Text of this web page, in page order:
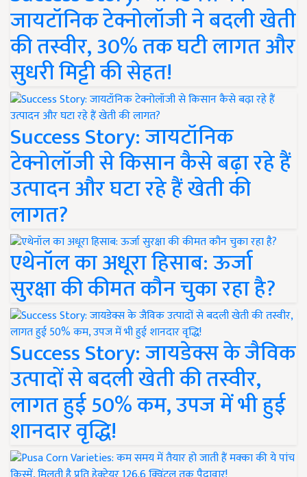
जायटॉनिक टेक्नोलॉजी ने बदली खेती
की तस्वीर, 30% तक घटी लागत और
सुधरी मिट्टी की सेहत!
Success Story: जायटॉनिक
टेक्नोलॉजी से किसान कैसे बढ़ा रहे हैं
उत्पादन और घटा रहे हैं खेती की
लागत?
एथेनॉल का अधूरा हिसाब: ऊर्जा
सुरक्षा की कीमत कौन चुका रहा है?
Success Story: जायडेक्स के जैविक
उत्पादों से बदली खेती की तस्वीर,
लागत हुई 50% कम, उपज में भी हुई
शानदार वृद्धि!